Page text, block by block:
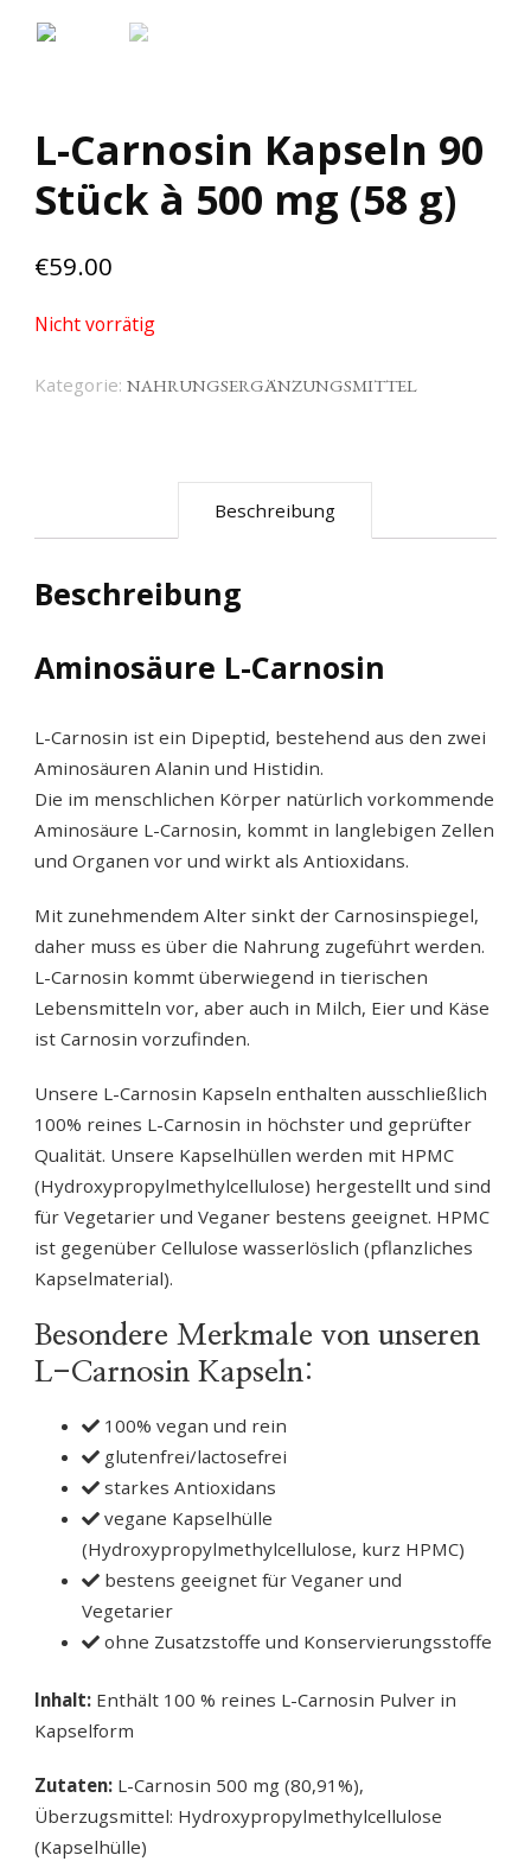
L-Carnosin Kapseln 90
Stück à 500 mg (58 g)
€59.00
Nicht vorrätig
Kategorie: NAHRUNGSERGÄNZUNGSMITTEL
Beschreibung
Beschreibung
Aminosäure L-Carnosin
L-Carnosin ist ein Dipeptid, bestehend aus den zwei
Aminosäuren Alanin und Histidin.
Die im menschlichen Körper natürlich vorkommende
Aminosäure L-Carnosin, kommt in langlebigen Zellen
und Organen vor und wirkt als Antioxidans.
Mit zunehmendem Alter sinkt der Carnosinspiegel,
daher muss es über die Nahrung zugeführt werden.
L-Carnosin kommt überwiegend in tierischen
Lebensmitteln vor, aber auch in Milch, Eier und Käse
ist Carnosin vorzufinden.
Unsere L-Carnosin Kapseln enthalten ausschließlich
100% reines L-Carnosin in höchster und geprüfter
Qualität. Unsere Kapselhüllen werden mit HPMC
(Hydroxypropylmethylcellulose) hergestellt und sind
für Vegetarier und Veganer bestens geeignet. HPMC
ist gegenüber Cellulose wasserlöslich (pflanzliches
Kapselmaterial).
Besondere Merkmale von unseren
L-Carnosin Kapseln:
100% vegan und rein
glutenfrei/lactosefrei
starkes Antioxidans
vegane Kapselhülle
(Hydroxypropylmethylcellulose, kurz HPMC)
bestens geeignet für Veganer und
Vegetarier
ohne Zusatzstoffe und Konservierungsstoffe
Inhalt: Enthält 100 % reines L-Carnosin Pulver in
Kapselform
Zutaten: L-Carnosin 500 mg (80,91%),
Überzugsmittel: Hydroxypropylmethylcellulose
(Kapselhülle)